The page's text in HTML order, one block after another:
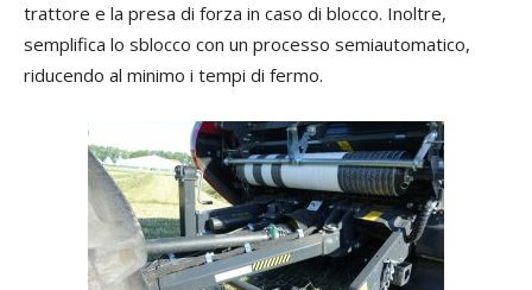
trattore e la presa di forza in caso di blocco. Inoltre,
semplifica lo sblocco con un processo semiautomatico,
riducendo al minimo i tempi di fermo.